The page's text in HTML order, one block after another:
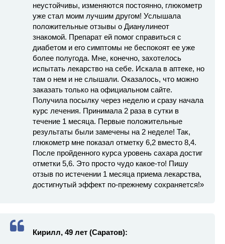
неустойчивы, изменяются постоянно, глюкометр
уже стал моим лучшим другом! Услышала
положительные отзывы о Дианулинеот
знакомой. Препарат ей помог справиться с
диабетом и его симптомы не беспокоят ее уже
более полугода. Мне, конечно, захотелось
испытать лекарство на себе. Искала в аптеке, но
там о нем и не слышали. Оказалось, что можно
заказать только на официальном сайте.
Получила посылку через неделю и сразу начала
курс лечения. Принимала 2 раза в сутки в
течение 1 месяца. Первые положительные
результаты были замечены на 2 неделе! Так,
глюкометр мне показал отметку 6,2 вместо 8,4.
После пройденного курса уровень сахара достиг
отметки 5,6. Это просто чудо какое-то! Пишу
отзыв по истечении 1 месяца приема лекарства,
достигнутый эффект по-прежнему сохраняется!»
Кирилл, 49 лет (Саратов):